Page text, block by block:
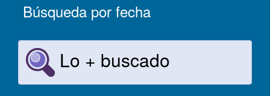
Búsqueda por fecha
Lo + buscado